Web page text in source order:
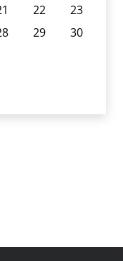
22
23
29
30